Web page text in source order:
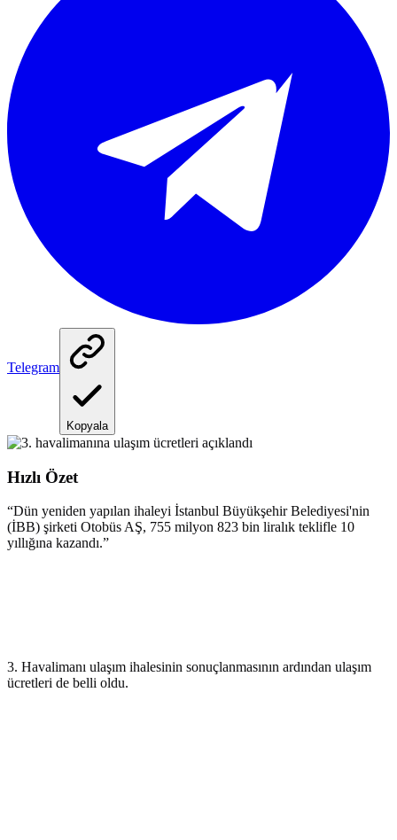
Telegram
Kopyala
Hızlı Özet
“Dün yeniden yapılan ihaleyi İstanbul Büyükşehir Belediyesi'nin
(İBB) şirketi Otobüs AŞ, 755 milyon 823 bin liralık teklifle 10
yıllığına kazandı.”
3. Havalimanı ulaşım ihalesinin sonuçlanmasının ardından ulaşım
ücretleri de belli oldu.